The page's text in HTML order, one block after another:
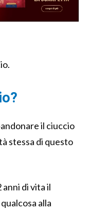
il ciuccio
stessa di questo
di vita il
alla